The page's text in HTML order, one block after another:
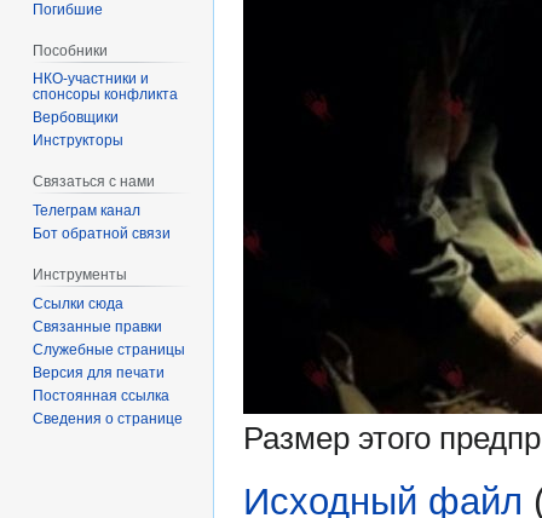
Размер этого
Исходный файл
Погибшие
Пособники
спонсоры конфликта
‏‎Вербовщики
Инструкторы
Связаться с нами
Телеграм канал
Бот обратной связи
Инструменты
Ссылки сюда
Связанные правки
Служебные страницы
Версия для печати
Постоянная ссылка
Сведения о странице